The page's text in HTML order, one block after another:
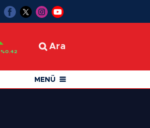
%0.42
Ara
MENÜ